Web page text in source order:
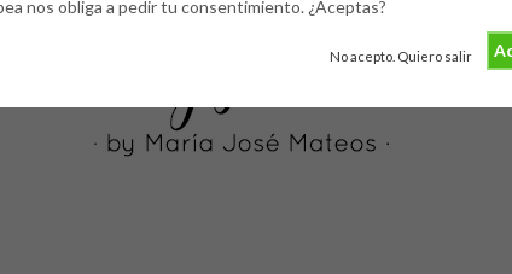
nos obliga a pedir tu consentimiento. ¿Aceptas?
No acepto. Quiero salir